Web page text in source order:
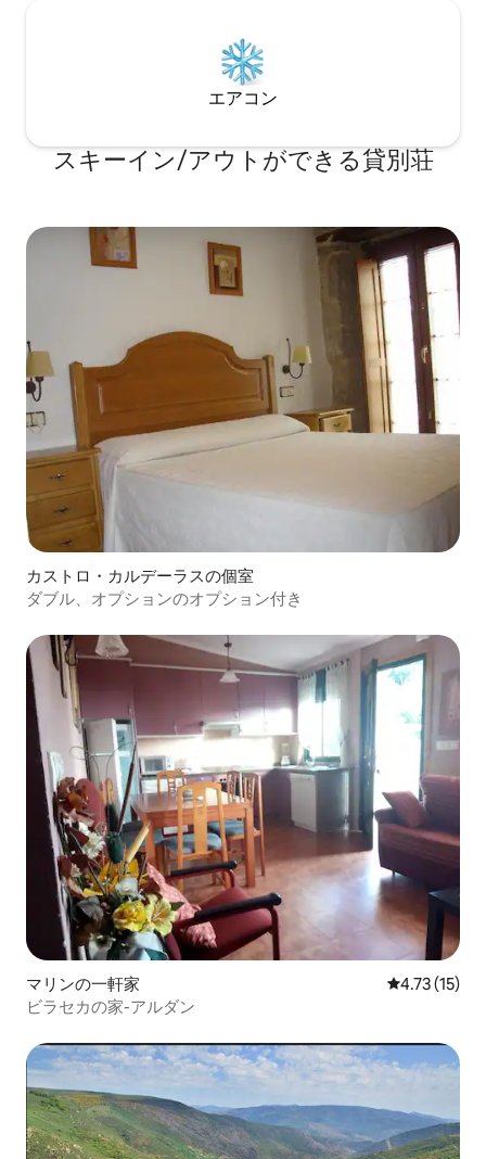
エアコン
スキーイン/アウトができる貸別荘
カストロ・カルデーラスの個室
ダブル、オプションのオプション付き
マリンの一軒家 レビュー15
4.73 (15)
ビラセカの家-アルダン